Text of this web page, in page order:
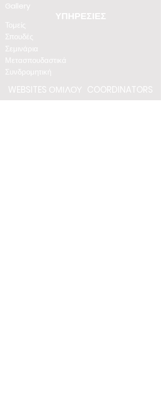
ΥΠΗΡΕΣΙΕΣ
WEBSITES ΟΜΙΛΟΥ COORDINATORS
Gallery
Τομείς
Σπουδές
Σεμινάρια
Μετασπουδαστικά
Συνδρομητική